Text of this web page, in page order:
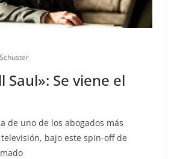
Saul»: Se viene el
de uno de los abogados más
bajo este spin-off de